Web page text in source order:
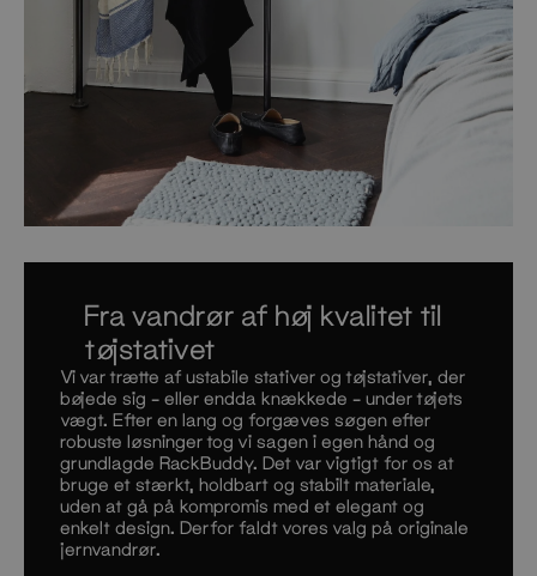
Fra vandrør af høj kvalitet til
tøjstativet
Vi var trætte af ustabile stativer og tøjstativer, der
bøjede sig – eller endda knækkede – under tøjets
vægt. Efter en lang og forgæves søgen efter
robuste løsninger tog vi sagen i egen hånd og
grundlagde RackBuddy. Det var vigtigt for os at
bruge et stærkt, holdbart og stabilt materiale,
uden at gå på kompromis med et elegant og
enkelt design. Derfor faldt vores valg på originale
jernvandrør.